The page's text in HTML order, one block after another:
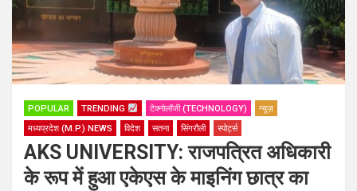
POPULAR TRENDING टेक्नोलॉजी (TECHNOLOGY)
न्यूज़
मध्यप्रदेश (M.P.) NEWS
विदेश सतना सिंगरौली स्पोर्ट्स
AKS UNIVERSITY: राजपत्रित अधिकारी
के रूप में हुआ एकेएस के माइनिंग छात्र का